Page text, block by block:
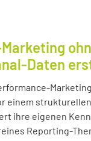
Daten
einem
ihre eigenen
Reporting-